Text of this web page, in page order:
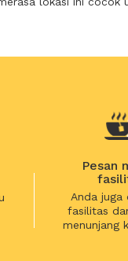
Pesan
Anda juga
fasilitas
menunjang